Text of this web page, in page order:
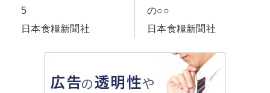
5
日本食糧新聞社
の○○
日本食糧新聞社